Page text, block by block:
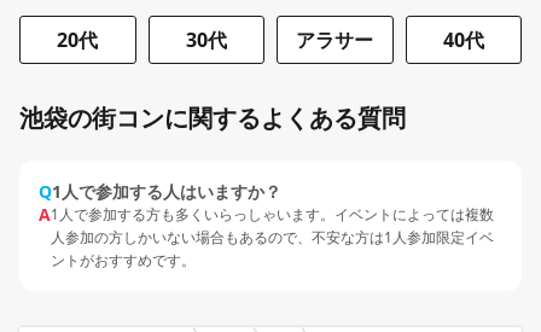
20代 30代 アラサー 40代
池袋の街コンに関するよくある質問
Q1人で参加する人はいますか？
A1人で参加する方も多くいらっしゃいます。イベントによっては複数
人参加の方しかいない場合もあるので、不安な方は1人参加限定イベ
ントがおすすめです。